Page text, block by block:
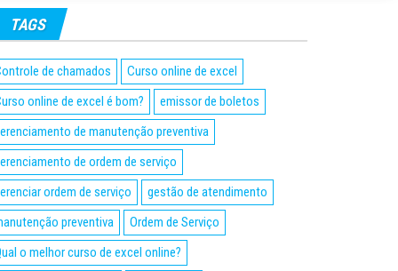
TAGS
de chamados
Curso online de excel
online de excel é bom?
emissor de boletos
de manutenção preventiva
de ordem de serviço
ordem de serviço
gestão de atendimento
preventiva
Ordem de Serviço
o melhor curso de excel online?